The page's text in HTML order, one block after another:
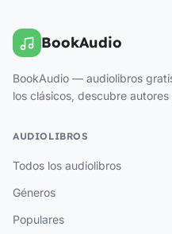
BookAudio
BookAudio — audiolibros
los clásicos, descubre
AUDIOLIBROS
Todos los audiolibros
Géneros
Populares